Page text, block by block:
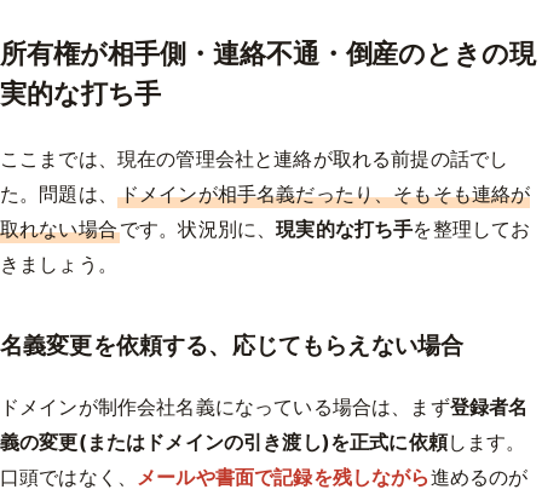
所有権が相手側・連絡不通・倒産のときの現
実的な打ち手
ここまでは、現在の管理会社と連絡が取れる前提の話でし
た。問題は、 ドメインが相手名義だったり、そもそも連絡が
取れない場合です。状況別に、現実的な打ち手を整理してお
きましょう。
名義変更を依頼する、応じてもらえない場合
ドメインが制作会社名義になっている場合は、まず登録者名
義の変更(またはドメインの引き渡し)を正式に依頼します。
口頭ではなく、 メールや書面で記録を残しながら進めるのが